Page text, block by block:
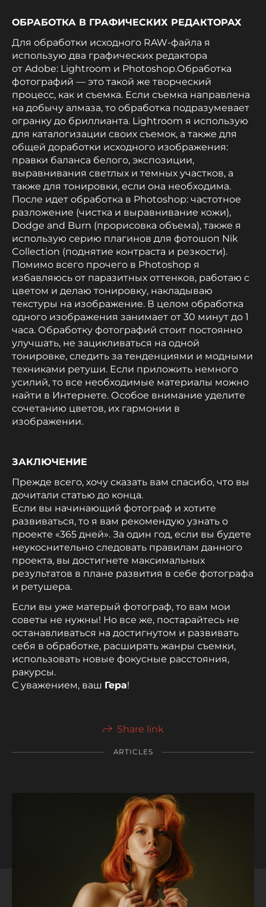
ОБРАБОТКА В ГРАФИЧЕСКИХ РЕДАКТОРАХ
Для обработки исходного RAW-файла я
использую два графических редактора
от Adobe: Lightroom и Photoshop.Обработка
фотографий — это такой же творческий
процесс, как и съемка. Если съемка направлена
на добычу алмаза, то обработка подразумевает
огранку до бриллианта. Lightroom я использую
для каталогизации своих съемок, а также для
общей доработки исходного изображения:
правки баланса белого, экспозиции,
выравнивания светлых и темных участков, а
также для тонировки, если она необходима.
После идет обработка в Photoshop: частотное
разложение (чистка и выравнивание кожи),
Dodge and Burn (прорисовка объема), также я
использую серию плагинов для фотошоп Nik
Collection (поднятие контраста и резкости).
Помимо всего прочего в Photoshop я
избавляюсь от паразитных оттенков, работаю с
цветом и делаю тонировку, накладываю
текстуры на изображение. В целом обработка
одного изображения занимает от 30 минут до 1
часа. Обработку фотографий стоит постоянно
улучшать, не зацикливаться на одной
тонировке, следить за тенденциями и модными
техниками ретуши. Если приложить немного
усилий, то все необходимые материалы можно
найти в Интернете. Особое внимание уделите
сочетанию цветов, их гармонии в
изображении.
ЗАКЛЮЧЕНИЕ
Прежде всего, хочу сказать вам спасибо, что вы
дочитали статью до конца.
Если вы начинающий фотограф и хотите
развиваться, то я вам рекомендую узнать о
проекте «365 дней». За один год, если вы будете
неукоснительно следовать правилам данного
проекта, вы достигнете максимальных
результатов в плане развития в себе фотографа
и ретушера.
Если вы уже матерый фотограф, то вам мои
советы не нужны! Но все же, постарайтесь не
останавливаться на достигнутом и развивать
себя в обработке, расширять жанры съемки,
использовать новые фокусные расстояния,
ракурсы.
С уважением, ваш Гера!
Share link
ARTICLES